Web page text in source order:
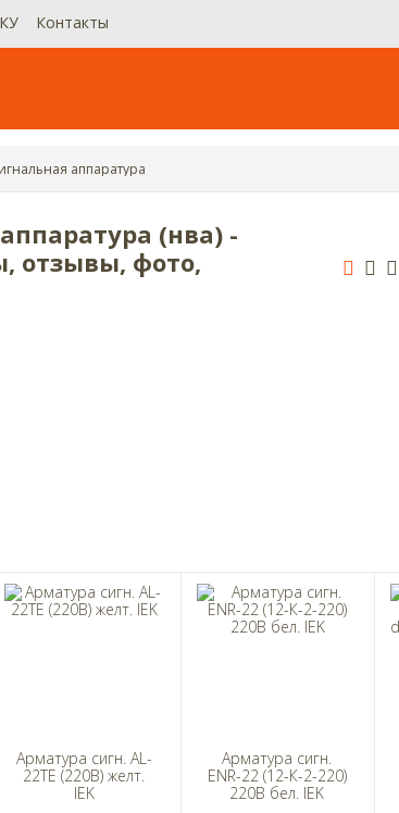
Контакты
аппаратура
(нва) -
отзывы, фото,
Арматура сигн. AL-
22TE (220В) желт.
IEK
Арматура сигн.
ENR-22 (12-К-2-220)
220В бел. IEK